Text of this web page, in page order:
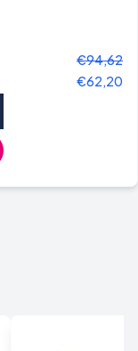
€94,62
€62,20